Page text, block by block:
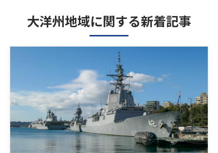
大洋州地域に関する新着記事